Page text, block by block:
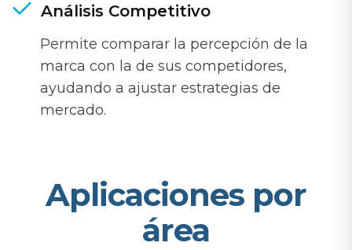
Análisis Competitivo
Permite comparar la percepción de la
marca con la de sus competidores,
ayudando a ajustar estrategias de
mercado.
Aplicaciones por
área